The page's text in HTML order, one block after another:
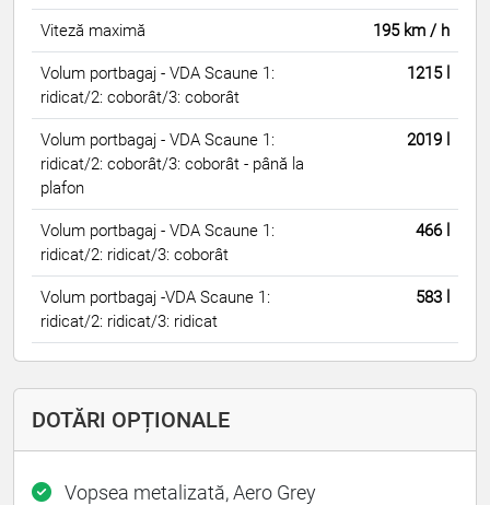
Viteză maximă 195 km / h
Volum portbagaj - VDA Scaune 1:
ridicat/2: coborât/3: coborât
1215 l
Volum portbagaj - VDA Scaune 1:
ridicat/2: coborât/3: coborât - până la
plafon
2019 l
Volum portbagaj - VDA Scaune 1:
ridicat/2: ridicat/3: coborât
466 l
Volum portbagaj -VDA Scaune 1:
ridicat/2: ridicat/3: ridicat
583 l
DOTĂRI OPȚIONALE
Vopsea metalizată, Aero Grey